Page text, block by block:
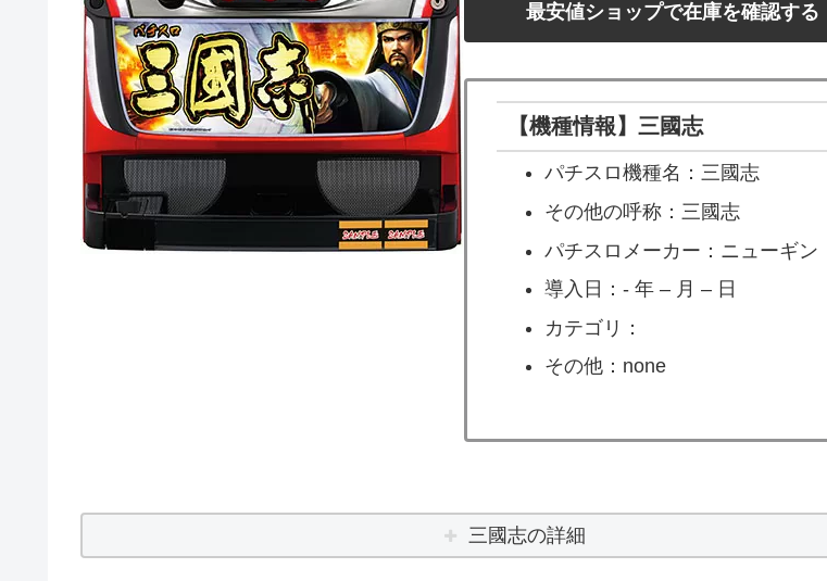
最安値ショップで在庫を確認する
【機種情報】三國志
パチスロ機種名：三國志
その他の呼称：三國志
パチスロメーカー：ニューギン
導入日：- 年 – 月 – 日
カテゴリ：
その他：none
三國志の詳細